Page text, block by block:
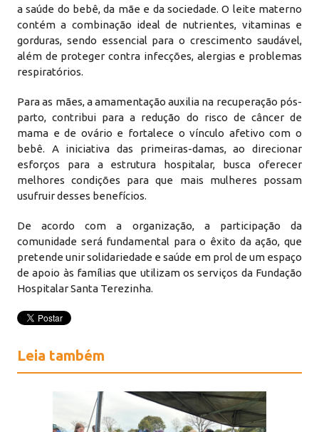
a saúde do bebê, da mãe e da sociedade. O leite materno
contém a combinação ideal de nutrientes, vitaminas e
gorduras, sendo essencial para o crescimento saudável,
além de proteger contra infecções, alergias e problemas
respiratórios.
Para as mães, a amamentação auxilia na recuperação pós-
parto, contribui para a redução do risco de câncer de
mama e de ovário e fortalece o vínculo afetivo com o
bebê. A iniciativa das primeiras-damas, ao direcionar
esforços para a estrutura hospitalar, busca oferecer
melhores condições para que mais mulheres possam
usufruir desses benefícios.
De acordo com a organização, a participação da
comunidade será fundamental para o êxito da ação, que
pretende unir solidariedade e saúde em prol de um espaço
de apoio às famílias que utilizam os serviços da Fundação
Hospitalar Santa Terezinha.
Leia também